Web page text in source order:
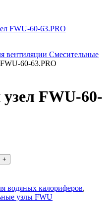
вентиляции Смесительные
60-63.PRO
FWU-60-
водяных калориферов,
узлы FWU